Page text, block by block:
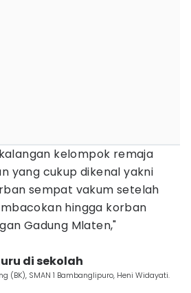
kelompok remaja
yang cukup dikenal yakni
sempat vakum setelah
hingga korban
Gadung Mlaten,"
di sekolah
(BK), SMAN 1 Bambanglipuro, Heni Widayati.